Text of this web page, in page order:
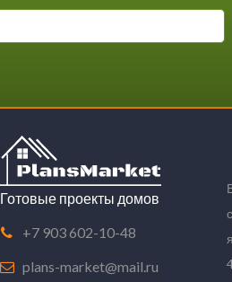
Готовые проекты домов
+7 903 602-10-48
plans-market@mail.ru